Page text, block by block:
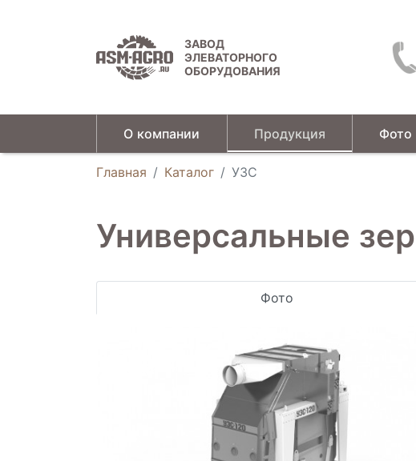
ЗАВОД
ЭЛЕВАТОРНОГО
ОБОРУДОВАНИЯ
О компании Продукция Фото
Главная Каталог УЗС
Универсальные
Фото